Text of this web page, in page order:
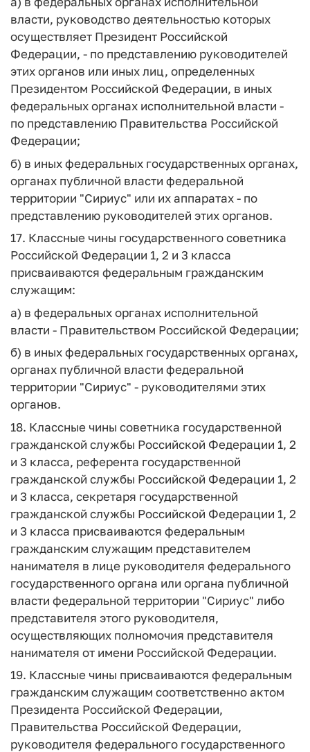
власти, руководство деятельностью которых
осуществляет Президент Российской
Федерации, - по представлению руководителей
этих органов или иных лиц, определенных
Президентом Российской Федерации, в иных
федеральных органах исполнительной власти -
по представлению Правительства Российской
Федерации;
б) в иных федеральных государственных органах,
органах публичной власти федеральной
территории "Сириус" или их аппаратах - по
представлению руководителей этих органов.
17. Классные чины государственного советника
Российской Федерации 1, 2 и 3 класса
присваиваются федеральным гражданским
служащим:
а) в федеральных органах исполнительной
власти - Правительством Российской Федерации;
б) в иных федеральных государственных органах,
органах публичной власти федеральной
территории "Сириус" - руководителями этих
органов.
18. Классные чины советника государственной
гражданской службы Российской Федерации 1, 2
и 3 класса, референта государственной
гражданской службы Российской Федерации 1, 2
и 3 класса, секретаря государственной
гражданской службы Российской Федерации 1, 2
и 3 класса присваиваются федеральным
гражданским служащим представителем
нанимателя в лице руководителя федерального
государственного органа или органа публичной
власти федеральной территории "Сириус" либо
представителя этого руководителя,
осуществляющих полномочия представителя
нанимателя от имени Российской Федерации.
19. Классные чины присваиваются федеральным
гражданским служащим соответственно актом
Президента Российской Федерации,
Правительства Российской Федерации,
руководителя федерального государственного